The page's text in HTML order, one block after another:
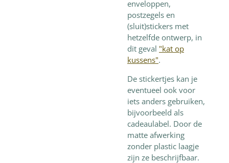
enveloppen,
postzegels en
(sluit)stickers met
hetzelfde ontwerp, in
dit geval "kat op
kussens".
De stickertjes kan je
eventueel ook voor
iets anders gebruiken,
bijvoorbeeld als
cadeaulabel. Door de
matte afwerking
zonder plastic laagje
zijn ze beschrijfbaar.